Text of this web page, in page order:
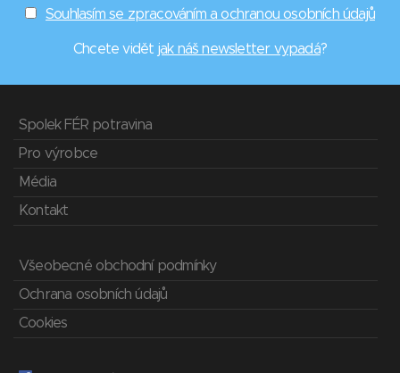
Souhlasím se zpracováním a ochranou osobních údajů
Chcete vidět jak náš newsletter vypadá?
Spolek FÉR potravina
Pro výrobce
Média
Kontakt
Všeobecné obchodní podmínky
Ochrana osobních údajů
Cookies